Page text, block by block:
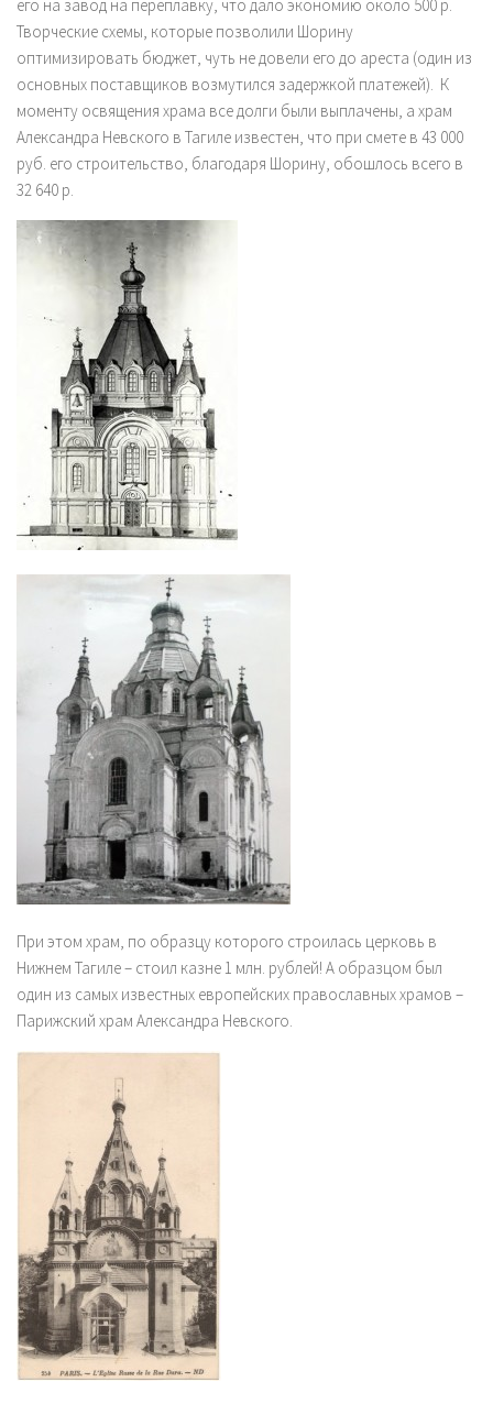
его на завод на переплавку, что дало экономию около 500 р.
Творческие схемы, которые позволили Шорину
оптимизировать бюджет, чуть не довели его до ареста (один из
основных поставщиков возмутился задержкой платежей). К
моменту освящения храма все долги были выплачены, а храм
Александра Невского в Тагиле известен, что при смете в 43 000
руб. его строительство, благодаря Шорину, обошлось всего в
32 640 р.
При этом храм, по образцу которого строилась церковь в
Нижнем Тагиле – стоил казне 1 млн. рублей! А образцом был
один из самых известных европейских православных храмов –
Парижский храм Александра Невского.